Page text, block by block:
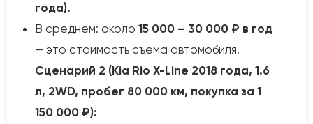
года).
В среднем: около 15 000 – 30 000 ₽ в год
— это стоимость съема автомобиля.
Сценарий 2 (Kia Rio X-Line 2018 года, 1.6
л, 2WD, пробег 80 000 км, покупка за 1
150 000 ₽):